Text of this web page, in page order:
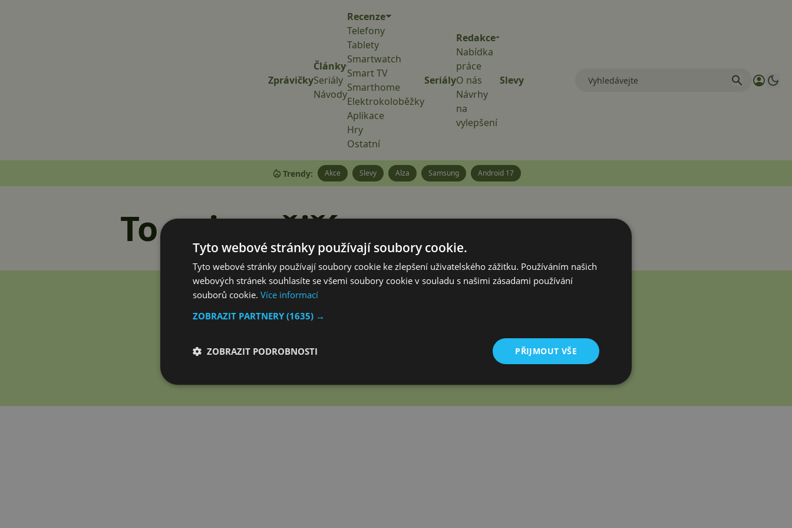
Zprávičky
Články
Seriály
Návody
Recenze
Telefony
Tablety
Smartwatch
Smart TV
Smarthome
Elektrokoloběžky
Aplikace
Hry
Ostatní
Seriály
Redakce
Nabídka
práce
O nás
Návrhy
na
vylepšení
Slevy
Trendy: Akce Slevy Alza Samsung Android 17
To nejnovější
zaměřený na operační systém Android.
Tyto webové stránky používají soubory cookie.
Tyto webové stránky používají soubory cookie ke zlepšení uživatelského zážitku. Používáním našich
webových stránek souhlasíte se všemi soubory cookie v souladu s našimi zásadami používání
souborů cookie. Více informací
ZOBRAZIT PARTNERY(1635) →
PŘIJMOUT VŠE
ZOBRAZIT PODROBNOSTI